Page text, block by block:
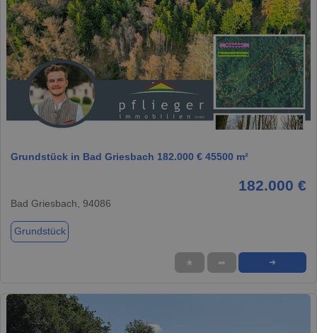
1 / 1
Grundstück in Bad Griesbach 182.000 € 45500 m²
182.000 €
Bad Griesbach, 94086
Grundstück
★ ➦ ➜